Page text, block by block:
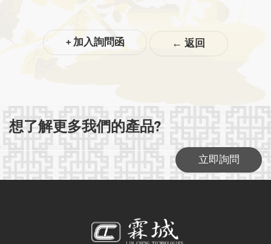
+ 加入詢問函 ← 返回
想了解更多我們的產品?
立即詢問